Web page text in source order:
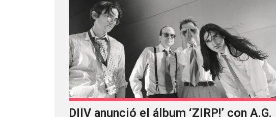
DIIV anunció el álbum ‘ZIRP!’ con A.G.